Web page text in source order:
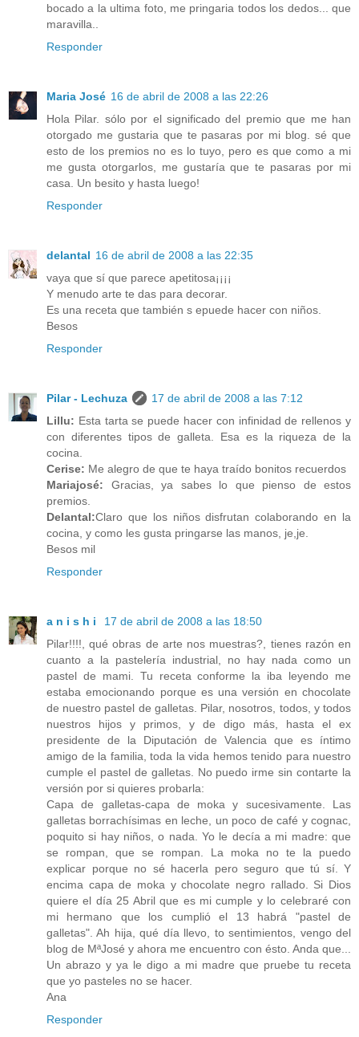
bocado a la ultima foto, me pringaria todos los dedos... que
maravilla..
Responder
Maria José 16 de abril de 2008 a las 22:26
Hola Pilar. sólo por el significado del premio que me han
otorgado me gustaria que te pasaras por mi blog. sé que
esto de los premios no es lo tuyo, pero es que como a mi
me gusta otorgarlos, me gustaría que te pasaras por mi
casa. Un besito y hasta luego!
Responder
delantal 16 de abril de 2008 a las 22:35
vaya que sí que parece apetitosa¡¡¡¡
Y menudo arte te das para decorar.
Es una receta que también s epuede hacer con niños.
Besos
Responder
Pilar - Lechuza
17 de abril de 2008 a las 7:12
Lillu: Esta tarta se puede hacer con infinidad de rellenos y
con diferentes tipos de galleta. Esa es la riqueza de la
cocina.
Cerise: Me alegro de que te haya traído bonitos recuerdos
Mariajosé: Gracias, ya sabes lo que pienso de estos
premios.
Delantal:Claro que los niños disfrutan colaborando en la
cocina, y como les gusta pringarse las manos, je,je.
Besos mil
Responder
a n i s h i
17 de abril de 2008 a las 18:50
Pilar!!!!, qué obras de arte nos muestras?, tienes razón en
cuanto a la pastelería industrial, no hay nada como un
pastel de mami. Tu receta conforme la iba leyendo me
estaba emocionando porque es una versión en chocolate
de nuestro pastel de galletas. Pilar, nosotros, todos, y todos
nuestros hijos y primos, y de digo más, hasta el ex
presidente de la Diputación de Valencia que es íntimo
amigo de la familia, toda la vida hemos tenido para nuestro
cumple el pastel de galletas. No puedo irme sin contarte la
versión por si quieres probarla:
Capa de galletas-capa de moka y sucesivamente. Las
galletas borrachísimas en leche, un poco de café y cognac,
poquito si hay niños, o nada. Yo le decía a mi madre: que
se rompan, que se rompan. La moka no te la puedo
explicar porque no sé hacerla pero seguro que tú sí. Y
encima capa de moka y chocolate negro rallado. Si Dios
quiere el día 25 Abril que es mi cumple y lo celebraré con
mi hermano que los cumplió el 13 habrá "pastel de
galletas". Ah hija, qué día llevo, to sentimientos, vengo del
blog de MªJosé y ahora me encuentro con ésto. Anda que...
Un abrazo y ya le digo a mi madre que pruebe tu receta
que yo pasteles no se hacer.
Ana
Responder